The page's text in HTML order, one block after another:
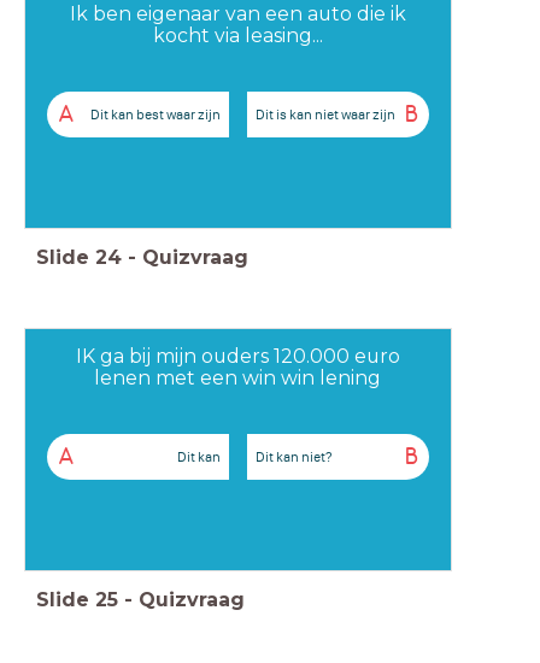
Ik ben eigenaar van een auto die ik
kocht via leasing...
A Dit kan best waar zijn B
Dit is kan niet waar zijn
Slide 24 - Quizvraag
IK ga bij mijn ouders 120.000 euro
lenen met een win win lening
A Dit kan B
Dit kan niet?
Slide 25 - Quizvraag